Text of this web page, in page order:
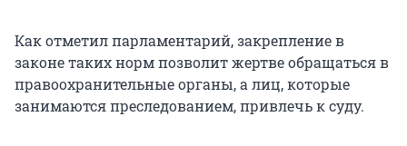
Как отметил парламентарий, закрепление в
законе таких норм позволит жертве обращаться в
правоохранительные органы, а лиц, которые
занимаются преследованием, привлечь к суду.